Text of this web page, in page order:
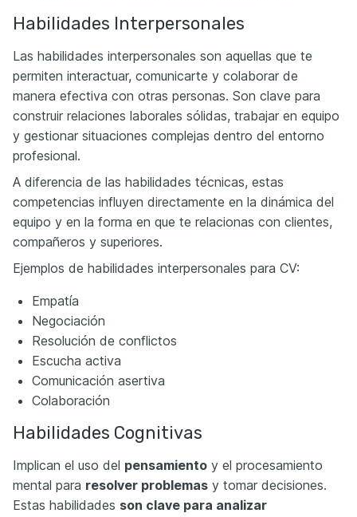
Habilidades Interpersonales
Las habilidades interpersonales son aquellas que te
permiten interactuar, comunicarte y colaborar de
manera efectiva con otras personas. Son clave para
construir relaciones laborales sólidas, trabajar en equipo
y gestionar situaciones complejas dentro del entorno
profesional.
A diferencia de las habilidades técnicas, estas
competencias influyen directamente en la dinámica del
equipo y en la forma en que te relacionas con clientes,
compañeros y superiores.
Ejemplos de habilidades interpersonales para CV:
Empatía
Negociación
Resolución de conflictos
Escucha activa
Comunicación asertiva
Colaboración
Habilidades Cognitivas
Implican el uso del pensamiento y el procesamiento
mental para resolver problemas y tomar decisiones.
Estas habilidades son clave para analizar